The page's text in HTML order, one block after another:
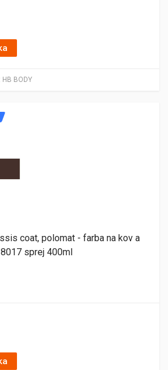
HB BODY
coat, polomat - farba na kov a
sprej 400ml